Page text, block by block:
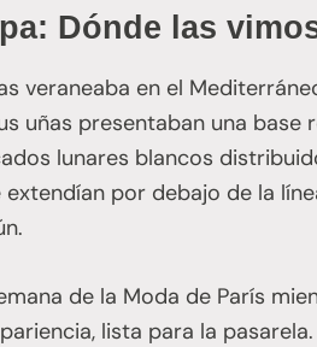
Dónde las
veraneaba en el
uñas presentaban una base
lunares blancos
por debajo de la
de la Moda de París
lista para la